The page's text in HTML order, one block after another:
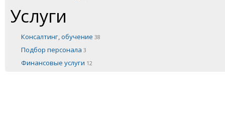
Услуги
Консалтинг, обучение 38
Подбор персонала 3
Финансовые услуги 12